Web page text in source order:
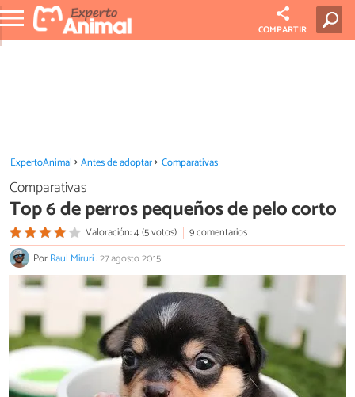
COMPARTIR
ExpertoAnimal Antes de adoptar Comparativas
Comparativas
Top 6 de perros pequeños de pelo corto
Valoración: 4 (5 votos)
9 comentarios
PorRaul Miruri.27 agosto 2015